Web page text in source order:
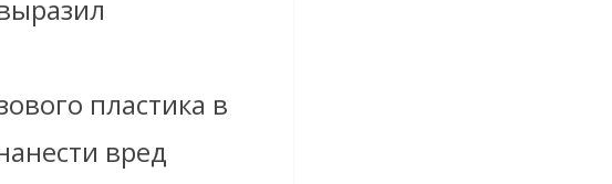
пластика в
вред